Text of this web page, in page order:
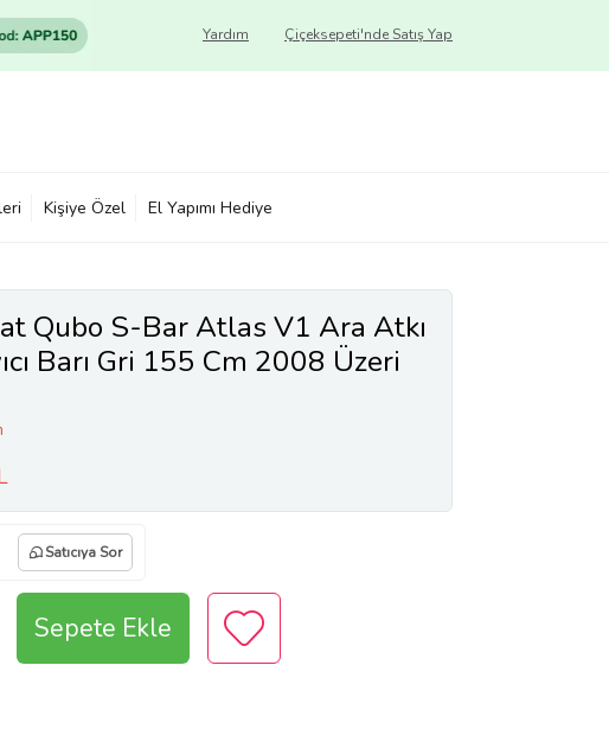
Çiçeksepeti'nde Satış Yap
Yardım
Kişiye Özel El Yapımı Hediye
Qubo S-Bar Atlas V1 Ara Atkı
Barı Gri 155 Cm 2008 Üzeri
Satıcıya Sor
Sepete Ekle